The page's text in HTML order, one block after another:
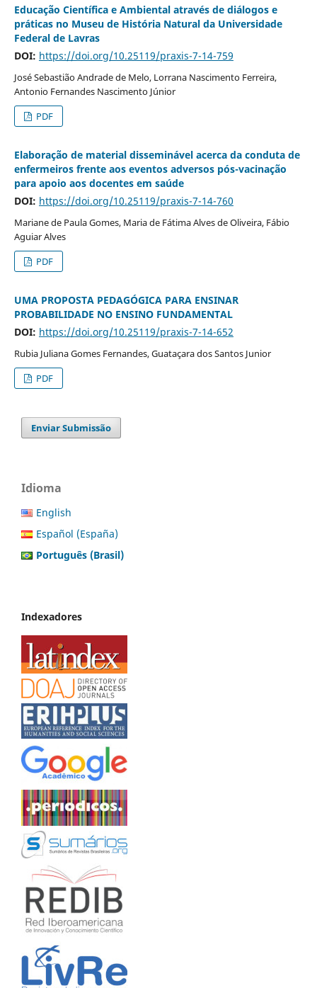
Educação Científica e Ambiental através de diálogos e
práticas no Museu de História Natural da Universidade
Federal de Lavras
DOI: https://doi.org/10.25119/praxis-7-14-759
José Sebastião Andrade de Melo, Lorrana Nascimento Ferreira,
Antonio Fernandes Nascimento Júnior
PDF
Elaboração de material disseminável acerca da conduta de
enfermeiros frente aos eventos adversos pós-vacinação
para apoio aos docentes em saúde
DOI: https://doi.org/10.25119/praxis-7-14-760
Mariane de Paula Gomes, Maria de Fátima Alves de Oliveira, Fábio
Aguiar Alves
PDF
UMA PROPOSTA PEDAGÓGICA PARA ENSINAR
PROBABILIDADE NO ENSINO FUNDAMENTAL
DOI: https://doi.org/10.25119/praxis-7-14-652
Rubia Juliana Gomes Fernandes, Guataçara dos Santos Junior
PDF
Enviar Submissão
Idioma
English
Español (España)
Português (Brasil)
Indexadores